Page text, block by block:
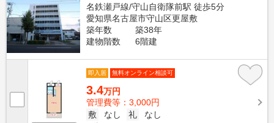
名鉄瀬戸線/守山自衛隊前駅 徒歩5分
愛知県名古屋市守山区更屋敷
築年数
築38年
建物階数
6階建
即入居 無料オンライン相談可
3.4万円
管理費等：3,000円
敷
なし 礼
なし